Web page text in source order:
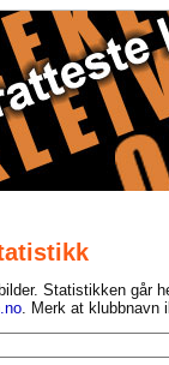
Statistikken går
. Merk at klubbnavn